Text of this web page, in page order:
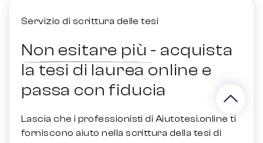
Servizio di scrittura delle tesi
Non esitare più - acquista
la tesi di laurea online e
passa con fiducia
Lascia che i professionisti di Aiutotesi.online ti
forniscono aiuto nella scrittura della tesi di